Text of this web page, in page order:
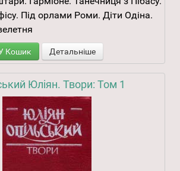
Під орлами Роми. Діти Одіна.
Кошик Детальніше
Юліян. Твори: Том 1